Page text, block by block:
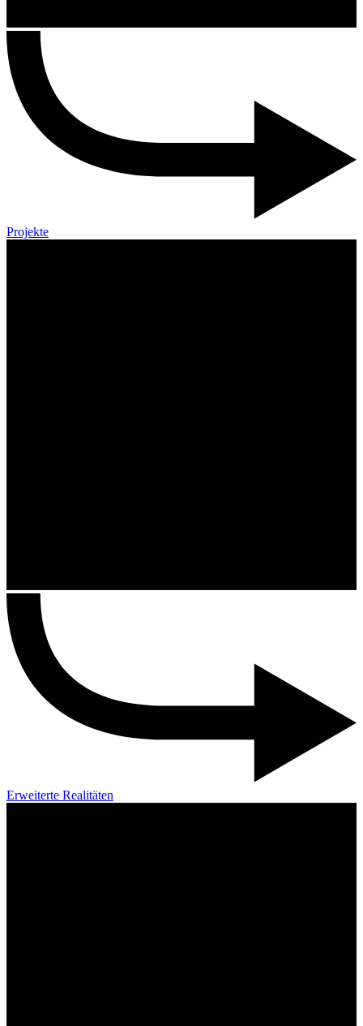
Projekte
Erweiterte Realitäten